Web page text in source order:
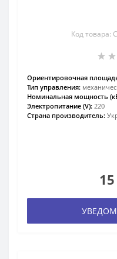
Код товара:
Ориентировочная
Тип управления:
Номинальная мощность
Электропитание (V): 220
Страна производитель: